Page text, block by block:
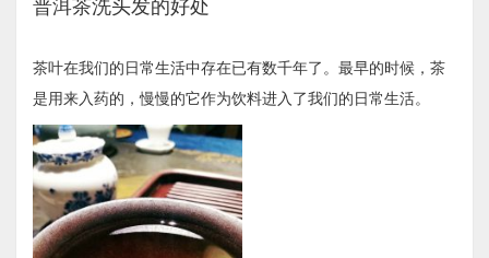
普洱茶洗头发的好处
茶叶在我们的日常生活中存在已有数千年了。最早的时候，茶
是用来入药的，慢慢的它作为饮料进入了我们的日常生活。